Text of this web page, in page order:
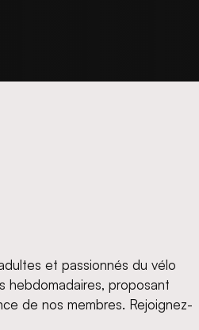
et passionnés du vélo
proposant
de nos membres. Rejoignez-